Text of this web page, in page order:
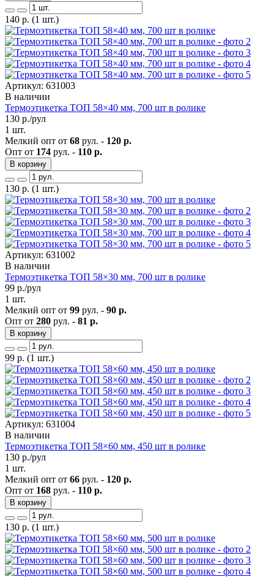
140 р. (1 шт.)
Артикул: 631003
В наличии
Термоэтикетка ТОП 58×40 мм, 700 шт в ролике
130 р./рул
1 шт.
Мелкий опт от 68 рул. - 120 р.
Опт от 174 рул. - 110 р.
В корзину
130 р. (1 шт.)
Артикул: 631002
В наличии
Термоэтикетка ТОП 58×30 мм, 700 шт в ролике
99 р./рул
1 шт.
Мелкий опт от 99 рул. - 90 р.
Опт от 280 рул. - 81 р.
В корзину
99 р. (1 шт.)
Артикул: 631004
В наличии
Термоэтикетка ТОП 58×60 мм, 450 шт в ролике
130 р./рул
1 шт.
Мелкий опт от 66 рул. - 120 р.
Опт от 168 рул. - 110 р.
В корзину
130 р. (1 шт.)